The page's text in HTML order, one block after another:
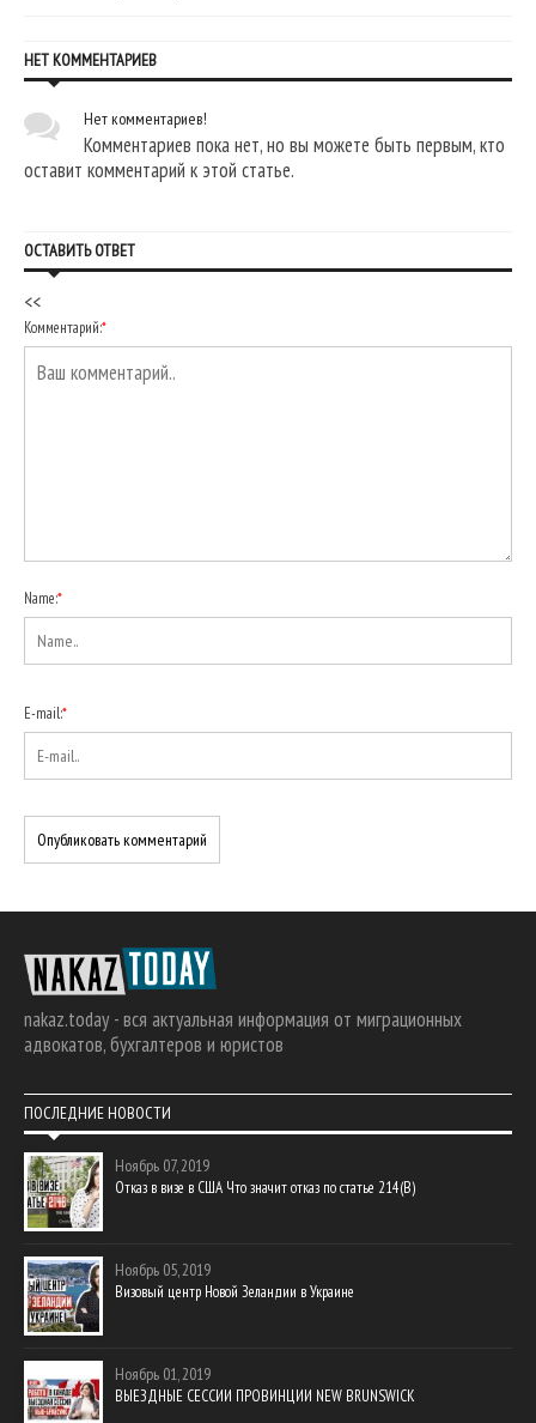
НЕТ КОММЕНТАРИЕВ
Нет комментариев!
Комментариев пока нет, но вы можете быть первым, кто
оставит комментарий к этой статье.
ОСТАВИТЬ ОТВЕТ
<<
Комментарий:*
Name:*
E-mail:*
nakaz.today - вся актуальная информация от миграционных
адвокатов, бухгалтеров и юристов
ПОСЛЕДНИЕ НОВОСТИ
Ноябрь 07, 2019
Отказ в визе в США Что значит отказ по статье 214(В)
Ноябрь 05, 2019
Визовый центр Новой Зеландии в Украине
Ноябрь 01, 2019
ВЫЕЗДНЫЕ СЕССИИ ПРОВИНЦИИ NEW BRUNSWICK